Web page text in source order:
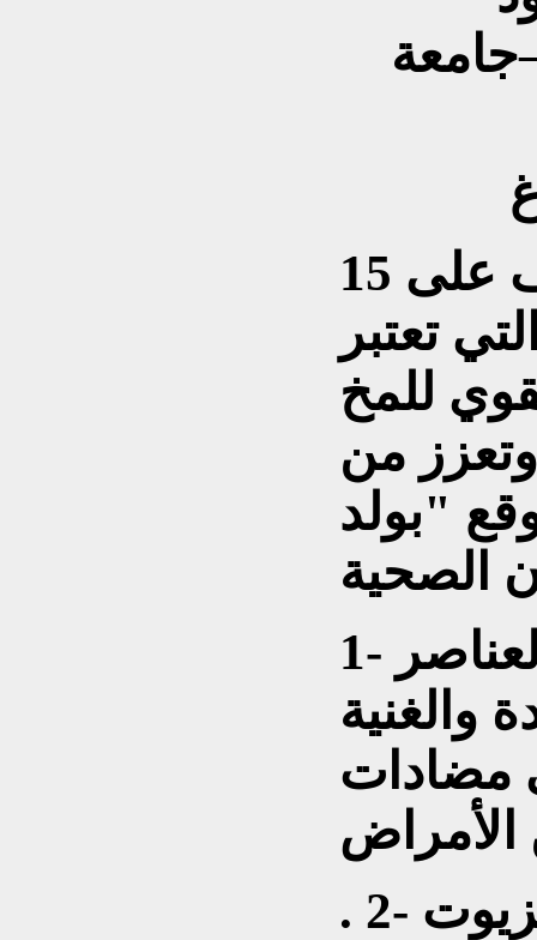
وفي القائمة التالية، نتعرف على 15
تعتبر
للمخ
من
"بولد
‎1- زيت الزيتون هو من العناصر
والغنية
مضادات
‎. 2- زيت جوز الهند هو من الزيوت